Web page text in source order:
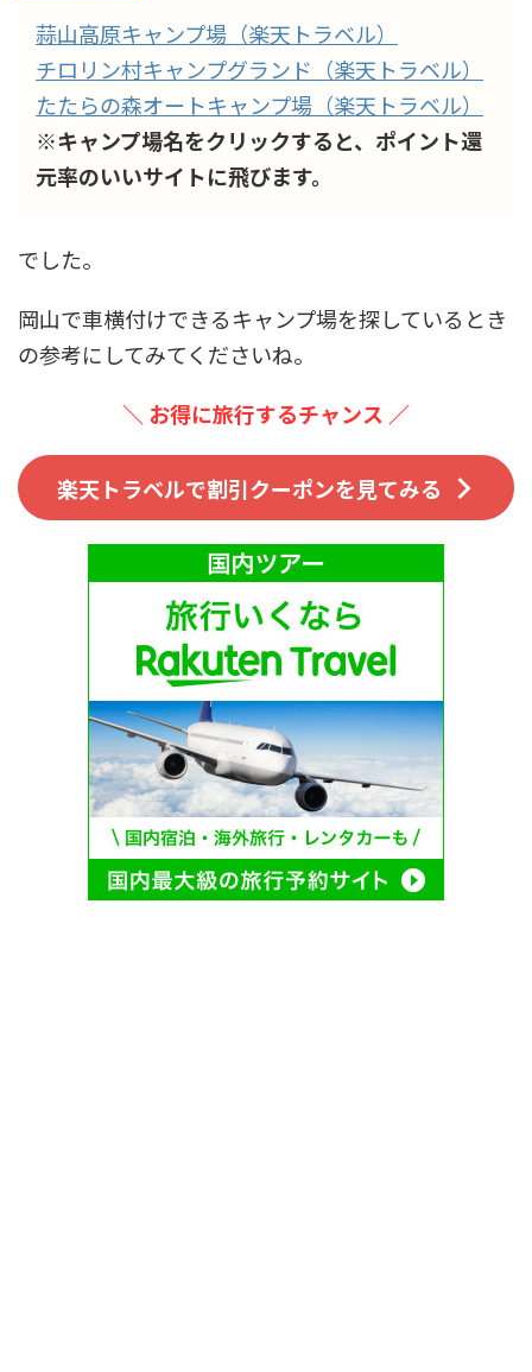
蒜山高原キャンプ場（楽天トラベル）
チロリン村キャンプグランド（楽天トラベル）
たたらの森オートキャンプ場（楽天トラベル）
※キャンプ場名をクリックすると、ポイント還
元率のいいサイトに飛びます。
でした。
岡山で車横付けできるキャンプ場を探しているとき
の参考にしてみてくださいね。
＼ お得に旅行するチャンス ／
楽天トラベルで割引クーポンを見てみる